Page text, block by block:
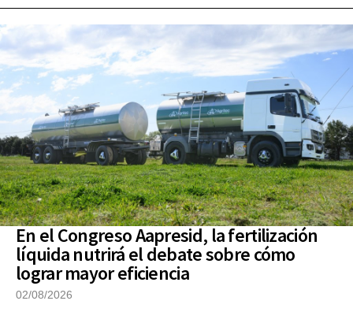
En el Congreso Aapresid, la fertilización
líquida nutrirá el debate sobre cómo
lograr mayor eficiencia
02/08/2026